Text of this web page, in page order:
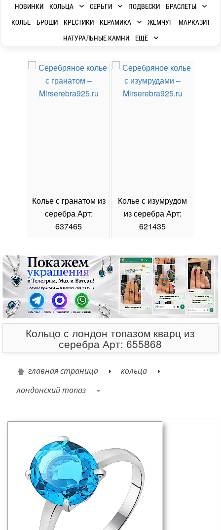
НОВИНКИ КОЛЬЦА СЕРЬГИ ПОДВЕСКИ
БРАСЛЕТЫ
КОЛЬЕ
БРОШИ КРЕСТИКИ КЕРАМИКА ЖЕМЧУГ
МАРКАЗИТ
НАТУРАЛЬНЫЕ КАМНИ
ЕЩЁ
Колье с гранатом из
серебра Арт:
637465
Колье с изумрудом
из серебра Арт:
621435
Кольцо с лондон топазом кварц из
серебра Арт: 655868
главная страница
кольца
лондонский топаз